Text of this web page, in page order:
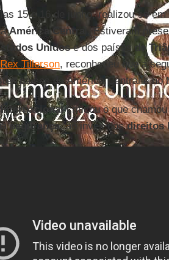
15 e 16 de junho, realizou-se em
América Centra
l. Estiveram
Unidose dos países do
Rex Tillerson, reconheceu que a
países da América Central e no
criticou o que chamou
segurança, ao invés dosdireitos